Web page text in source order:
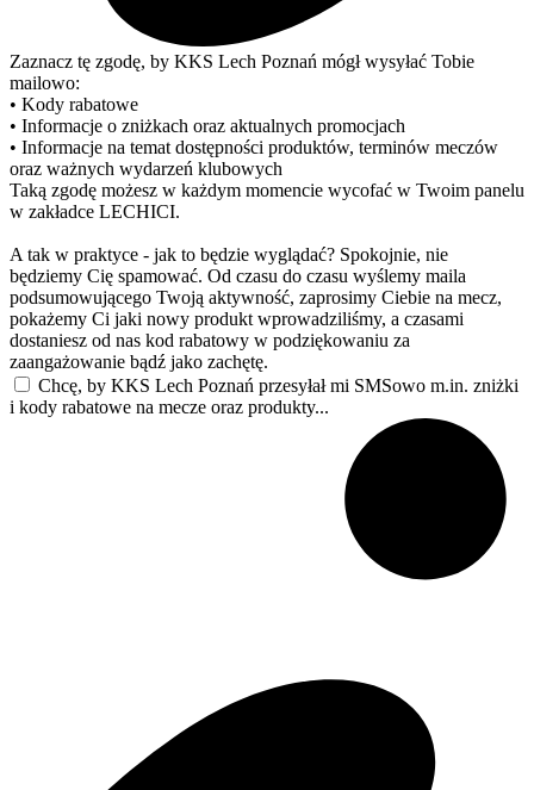
Zaznacz tę zgodę, by KKS Lech Poznań mógł wysyłać Tobie
mailowo:
• Kody rabatowe
• Informacje o zniżkach oraz aktualnych promocjach
• Informacje na temat dostępności produktów, terminów meczów
oraz ważnych wydarzeń klubowych
Taką zgodę możesz w każdym momencie wycofać w Twoim panelu
w zakładce LECHICI.
A tak w praktyce - jak to będzie wyglądać? Spokojnie, nie
będziemy Cię spamować. Od czasu do czasu wyślemy maila
podsumowującego Twoją aktywność, zaprosimy Ciebie na mecz,
pokażemy Ci jaki nowy produkt wprowadziliśmy, a czasami
dostaniesz od nas kod rabatowy w podziękowaniu za
zaangażowanie bądź jako zachętę.
Chcę, by KKS Lech Poznań przesyłał mi SMSowo m.in. zniżki
i kody rabatowe na mecze oraz produkty...